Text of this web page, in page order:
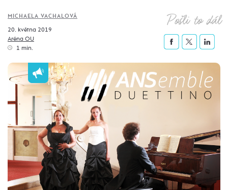
MICHAELA VACHALOVÁ
20. května 2019
Aréna OU
1 min.
Pošli to dál